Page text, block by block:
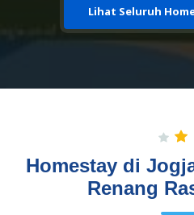
Lihat Seluruh
Homestay di
Renang